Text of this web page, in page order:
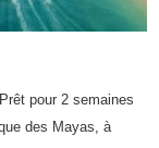
pour 2 semaines
des Mayas, à